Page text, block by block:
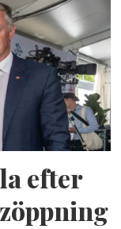
efter